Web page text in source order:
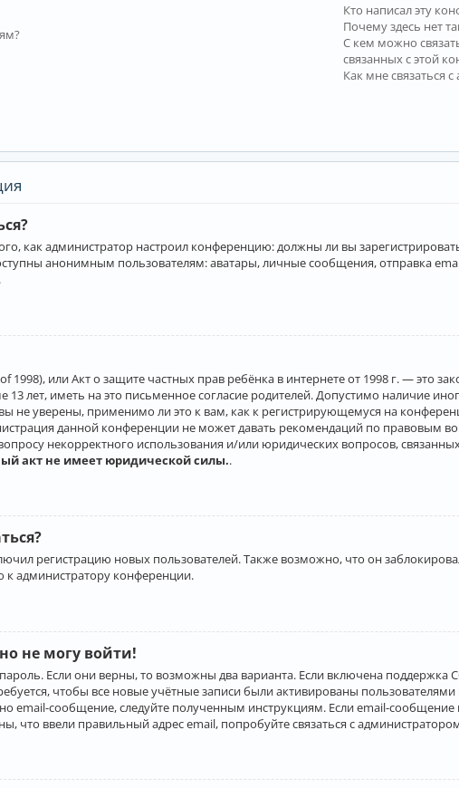
Кто написал эту
Почему здесь нет
С кем можно
связанных с этой
Как мне связаться
как администратор настроил конференцию: должны ли вы
анонимным пользователям: аватары, личные сообщения, отправка
1998), или Акт о защите частных прав ребёнка в интернете от 1998 г. — это
лет, иметь на это письменное согласие родителей. Допустимо наличие
не уверены, применимо ли это к вам, как к регистрирующемуся на
данной конференции не может давать рекомендаций по правовым
некорректного использования и/или юридических вопросов,
акт не имеет юридической силы..
регистрацию новых пользователей. Также возможно, что он
к администратору конференции.
не могу войти!
Если они верны, то возможны два варианта. Если включена поддержка
чтобы все новые учётные записи были активированы
email-сообщение, следуйте полученным инструкциям. Если email-
что ввели правильный адрес email, попробуйте связаться с